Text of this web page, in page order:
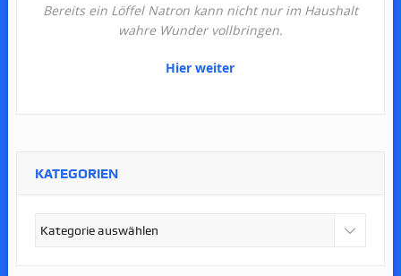
Bereits ein Löffel Natron kann nicht nur im Haushalt
wahre Wunder vollbringen.
Hier weiter
KATEGORIEN